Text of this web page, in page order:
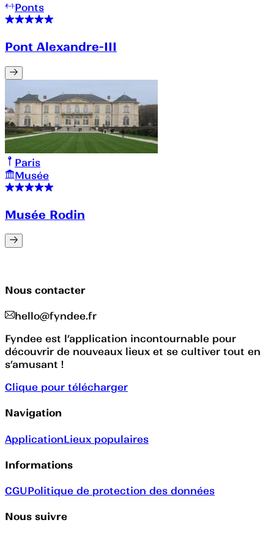
Ponts
Pont Alexandre-III
Paris
Musée
Musée Rodin
Nous contacter
hello@fyndee.fr
Fyndee est l’application incontournable pour
découvrir de nouveaux lieux et se cultiver tout en
s’amusant !
Clique pour télécharger
Navigation
ApplicationLieux populaires
Informations
CGUPolitique de protection des données
Nous suivre